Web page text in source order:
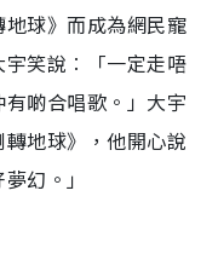
球》而成為網民寵
笑說︰「一定走唔
啲合唱歌。」大宇
地球》，他開心說
幻。」